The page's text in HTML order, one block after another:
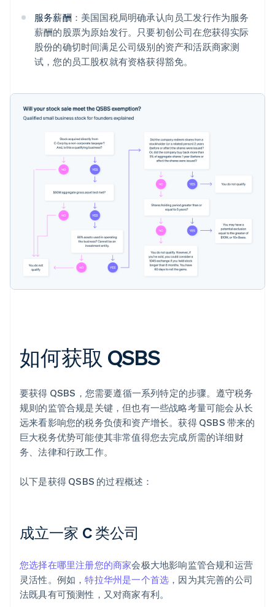
服务薪酬 ：美国国税局明确承认向员工发行作为服务
薪酬的股票为原始发行。只要初创公司在您获得实际
股份的确切时间满足公司级别的资产和活跃商家测
试，您的员工股权就有资格获得豁免。
如何获取 QSBS
要获得 QSBS，您需要遵循一系列特定的步骤。遵守税务
规则的监管合规是关键，但也有一些战略考量可能会从长
远来看影响您的税务负债和资产增长。获得 QSBS 带来的
巨大税务优势可能使其非常值得您去完成所需的详细财
务、法律和行政工作。
以下是获得 QSBS 的过程概述：
成立一家 C 类公司
您选择在哪里注册您的商家会极大地影响监管合规和运营
灵活性。例如，特拉华州是一个首选 ，因为其完善的公司
法既具有可预测性，又对商家有利。